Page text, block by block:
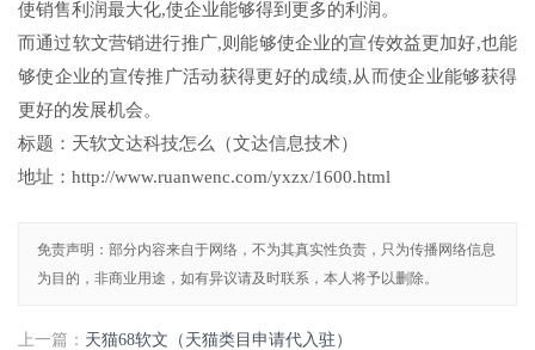
使销售利润最大化,使企业能够得到更多的利润。
而通过软文营销进行推广,则能够使企业的宣传效益更加好,也能
够使企业的宣传推广活动获得更好的成绩,从而使企业能够获得
更好的发展机会。
标题：天软文达科技怎么（文达信息技术）
地址：http://www.ruanwenc.com/yxzx/1600.html
免责声明：部分内容来自于网络，不为其真实性负责，只为传播网络信息
为目的，非商业用途，如有异议请及时联系，本人将予以删除。
上一篇： 天猫68软文（天猫类目申请代入驻）